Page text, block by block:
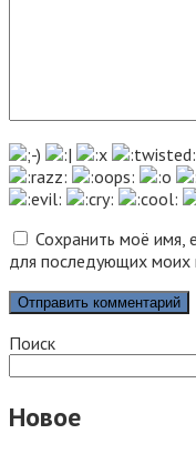
Сохранить моё имя,
для последующих моих
Поиск
Новое